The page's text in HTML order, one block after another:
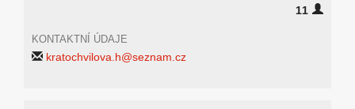
11
KONTAKTNÍ ÚDAJE
kratochvilova.h@seznam.cz